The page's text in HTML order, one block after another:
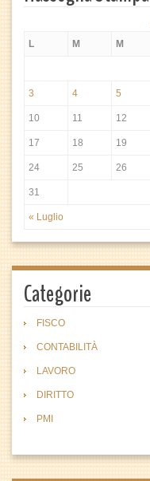
L
M M
« Luglio
3 4 5
10 11 12
17 18 19
24 25 26
31
Categorie
FISCO
CONTABILITÀ
LAVORO
DIRITTO
PMI